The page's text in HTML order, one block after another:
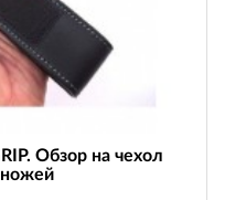
Обзор на чехол